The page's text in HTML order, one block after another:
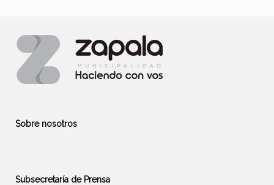
Sobre nosotros
Subsecretaría de Prensa